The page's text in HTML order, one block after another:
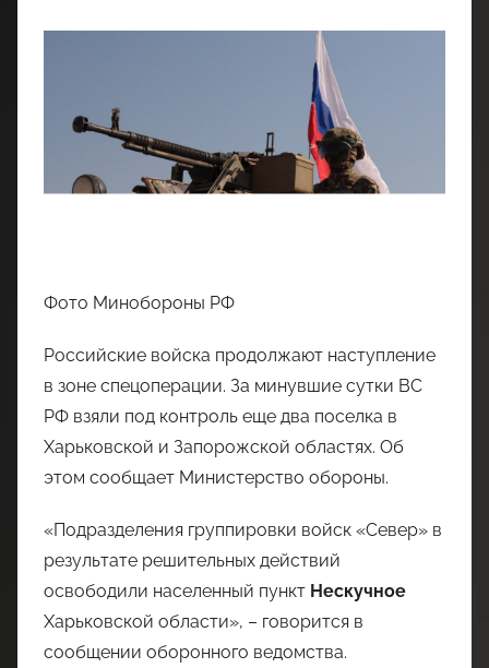
Фото Минобороны РФ
Российские войска продолжают наступление
в зоне спецоперации. За минувшие сутки ВС
РФ взяли под контроль еще два поселка в
Харьковской и Запорожской областях. Об
этом сообщает Министерство обороны.
«Подразделения группировки войск «Север» в
результате решительных действий
освободили населенный пункт Нескучное
Харьковской области», – говорится в
сообщении оборонного ведомства.